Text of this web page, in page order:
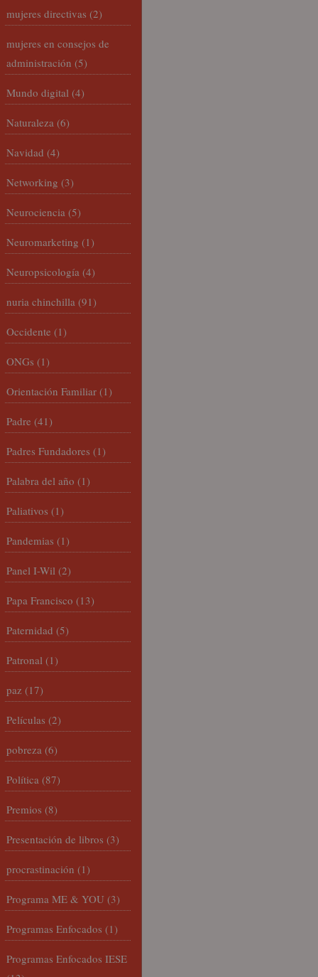
mujeres directivas (2)
mujeres en consejos de
administración (5)
Mundo digital (4)
Naturaleza (6)
Navidad (4)
Networking (3)
Neurociencia (5)
Neuromarketing (1)
Neuropsicología (4)
nuria chinchilla (91)
Occidente (1)
ONGs (1)
Orientación Familiar (1)
Padre (41)
Padres Fundadores (1)
Palabra del año (1)
Paliativos (1)
Pandemias (1)
Panel I-Wil (2)
Papa Francisco (13)
Paternidad (5)
Patronal (1)
paz (17)
Películas (2)
pobreza (6)
Política (87)
Premios (8)
Presentación de libros (3)
procrastinación (1)
Programa ME & YOU (3)
Programas Enfocados (1)
Programas Enfocados IESE